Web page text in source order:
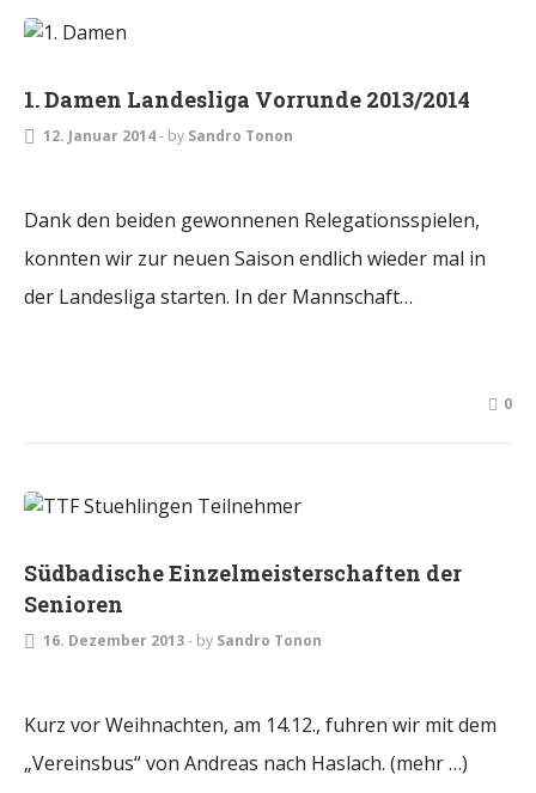
1. Damen Landesliga Vorrunde 2013/2014
12. Januar 2014- by Sandro Tonon
Dank den beiden gewonnenen Relegationsspielen,
konnten wir zur neuen Saison endlich wieder mal in
der Landesliga starten. In der Mannschaft…
0
Südbadische Einzelmeisterschaften der
Senioren
16. Dezember 2013- by Sandro Tonon
Kurz vor Weihnachten, am 14.12., fuhren wir mit dem
„Vereinsbus“ von Andreas nach Haslach. (mehr …)